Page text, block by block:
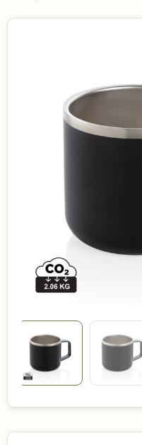
Duurzame keuzes
Made in Europe
Bestsellers